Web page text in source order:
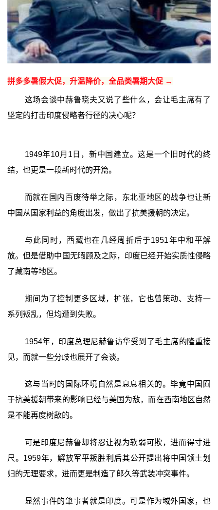
拼多多暑假大促，升温降价，全品类暑期大促 →
这场会谈中赫鲁晓夫又说了些什么，会让毛主席有了
坚定的打击印度侵略者行径的决心呢？
1949年10月1日，新中国建立。这是一个旧时代的终
结，也更是一段新时代的开篇。
而就在国内百废待举之际，东北亚地区的战争也让新
中国从国家利益的角度出发，做出了抗美援朝的决定。
与此同时，西藏也在几经周折后于1951年中和平解
放。但是借助中国无暇顾及之际，印度已经开始实质性侵略
了藏南等地区。
期间为了控制更多区域，扩张，它也曾策动、支持一
系列叛乱，但均遭到失败。
1954年，印度总理尼赫鲁访华受到了毛主席的隆重接
见，而就一些分歧也展开了会谈。
这与当时的国际环境自然是息息相关的。毕竟中国囿
于抗美援朝带来的影响已经与美国为敌，而在西南地区自然
是不能再度树敌的。
可是印度尼赫鲁却将忍让视为软弱可欺，进而得寸进
尺。1959年，解放军平叛胜利后其公开提出将中国领土划
归的无理要求，进而更是制造了郎久等武装冲突事件。
显然事件的肇事者就是印度。可是作为域外国家，也